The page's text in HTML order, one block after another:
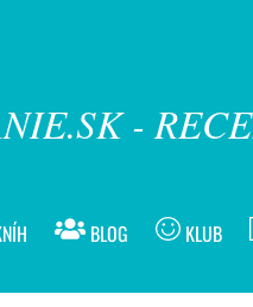
-
BLOG KLUB